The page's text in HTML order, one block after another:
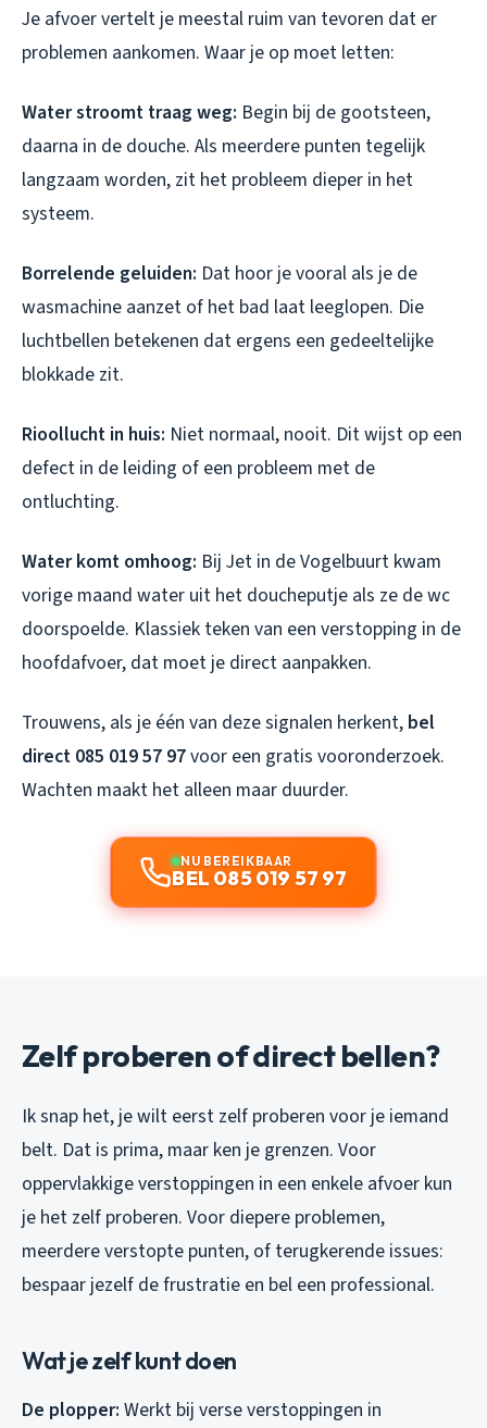
Je afvoer vertelt je meestal ruim van tevoren dat er
problemen aankomen. Waar je op moet letten:
Water stroomt traag weg: Begin bij de gootsteen,
daarna in de douche. Als meerdere punten tegelijk
langzaam worden, zit het probleem dieper in het
systeem.
Borrelende geluiden: Dat hoor je vooral als je de
wasmachine aanzet of het bad laat leeglopen. Die
luchtbellen betekenen dat ergens een gedeeltelijke
blokkade zit.
Rioollucht in huis: Niet normaal, nooit. Dit wijst op een
defect in de leiding of een probleem met de
ontluchting.
Water komt omhoog: Bij Jet in de Vogelbuurt kwam
vorige maand water uit het doucheputje als ze de wc
doorspoelde. Klassiek teken van een verstopping in de
hoofdafvoer, dat moet je direct aanpakken.
Trouwens, als je één van deze signalen herkent, bel
direct 085 019 57 97voor een gratis vooronderzoek.
Wachten maakt het alleen maar duurder.
NU BEREIKBAAR
BEL 085 019 57 97
Zelf proberen of direct bellen?
Ik snap het, je wilt eerst zelf proberen voor je iemand
belt. Dat is prima, maar ken je grenzen. Voor
oppervlakkige verstoppingen in een enkele afvoer kun
je het zelf proberen. Voor diepere problemen,
meerdere verstopte punten, of terugkerende issues:
bespaar jezelf de frustratie en bel een professional.
Wat je zelf kunt doen
De plopper: Werkt bij verse verstoppingen in